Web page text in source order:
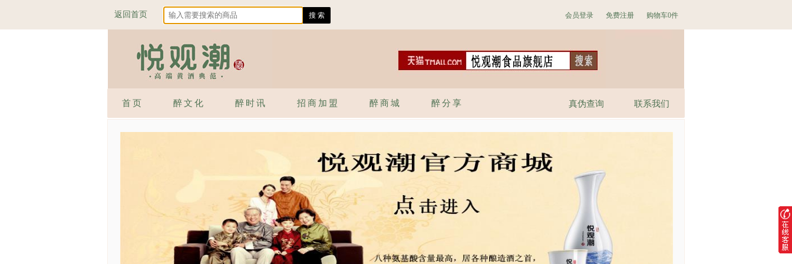
返回首页 购物车0件
免费注册
会员登录
首页 醉文化 醉时讯 招商加盟 醉商城 醉分享 联系我们
真伪查询